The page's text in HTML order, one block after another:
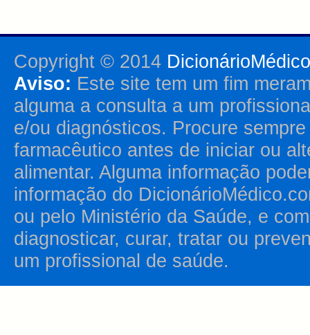
Copyright © 2014
Aviso: Este site tem um fim
alguma a consulta a um
e/ou diagnósticos. Procure
farmacêutico antes de iniciar ou
alimentar. Alguma informação
informação do
ou pelo Ministério da Saúde, e
diagnosticar, curar, tratar ou
um profissional de saúde.